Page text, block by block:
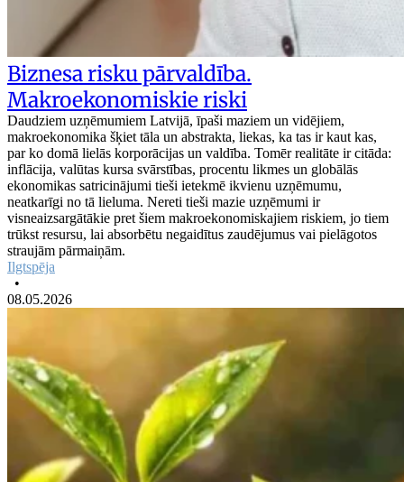
Biznesa risku pārvaldība.
Makroekonomiskie riski
Daudziem uzņēmumiem Latvijā, īpaši maziem un vidējiem,
makroekonomika šķiet tāla un abstrakta, liekas, ka tas ir kaut kas,
par ko domā lielās korporācijas un valdība. Tomēr realitāte ir citāda:
inflācija, valūtas kursa svārstības, procentu likmes un globālās
ekonomikas satricinājumi tieši ietekmē ikvienu uzņēmumu,
neatkarīgi no tā lieluma. Nereti tieši mazie uzņēmumi ir
visneaizsargātākie pret šiem makroekonomiskajiem riskiem, jo tiem
trūkst resursu, lai absorbētu negaidītus zaudējumus vai pielāgotos
straujām pārmaiņām.
Ilgtspēja
•
08.05.2026